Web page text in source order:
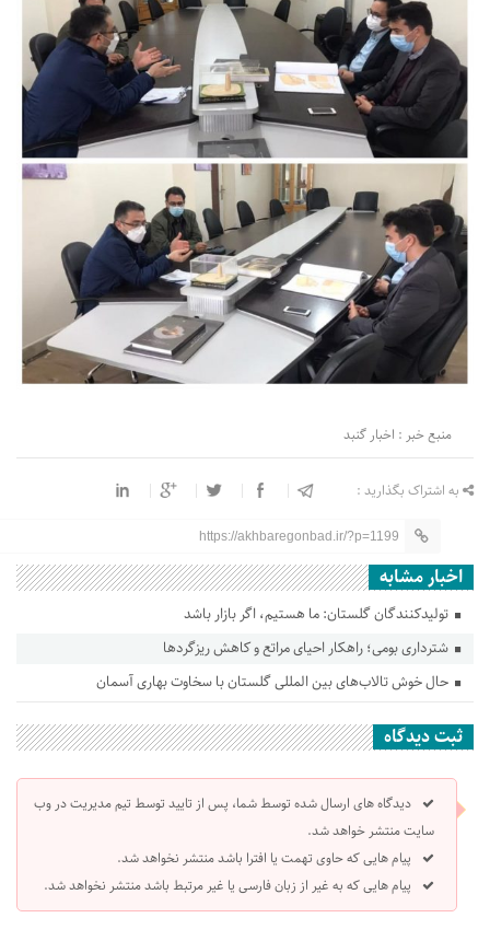
منبع خبر : اخبار گنبد
به اشتراک بگذارید :
https://akhbaregonbad.ir/?p=1199
اخبار مشابه
تولیدکنندگان گلستان: ما هستیم، اگر بازار باشد
شترداری بومی؛ راهکار احیای مراتع و کاهش ریزگردها
حال خوش تالاب‌های بین المللی گلستان با سخاوت بهاری آسمان
ثبت دیدگاه
دیدگاه های ارسال شده توسط شما، پس از تایید توسط تیم مدیریت در وب
سایت منتشر خواهد شد.
پیام هایی که حاوی تهمت یا افترا باشد منتشر نخواهد شد.
پیام هایی که به غیر از زبان فارسی یا غیر مرتبط باشد منتشر نخواهد شد.